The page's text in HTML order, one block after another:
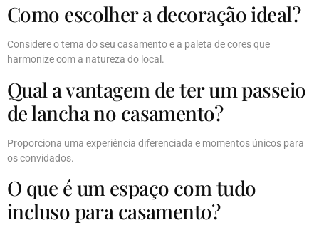
Como escolher a decoração ideal?
Considere o tema do seu casamento e a paleta de cores que
harmonize com a natureza do local.
Qual a vantagem de ter um passeio
de lancha no casamento?
Proporciona uma experiência diferenciada e momentos únicos para
os convidados.
O que é um espaço com tudo
incluso para casamento?